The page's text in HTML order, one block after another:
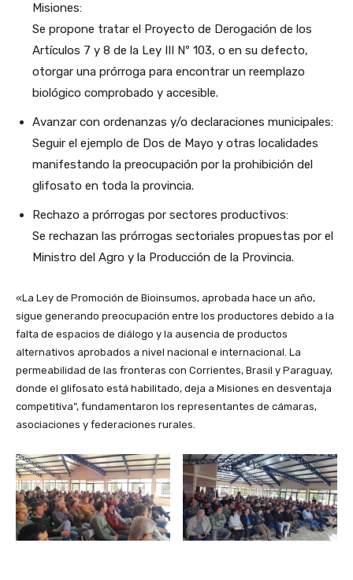
Misiones:
Se propone tratar el Proyecto de Derogación de los
Artículos 7 y 8 de la Ley III Nº 103, o en su defecto,
otorgar una prórroga para encontrar un reemplazo
biológico comprobado y accesible.
Avanzar con ordenanzas y/o declaraciones municipales:
Seguir el ejemplo de Dos de Mayo y otras localidades
manifestando la preocupación por la prohibición del
glifosato en toda la provincia.
Rechazo a prórrogas por sectores productivos:
Se rechazan las prórrogas sectoriales propuestas por el
Ministro del Agro y la Producción de la Provincia.
«La Ley de Promoción de Bioinsumos, aprobada hace un año,
sigue generando preocupación entre los productores debido a la
falta de espacios de diálogo y la ausencia de productos
alternativos aprobados a nivel nacional e internacional. La
permeabilidad de las fronteras con Corrientes, Brasil y Paraguay,
donde el glifosato está habilitado, deja a Misiones en desventaja
competitiva”, fundamentaron los representantes de cámaras,
asociaciones y federaciones rurales.